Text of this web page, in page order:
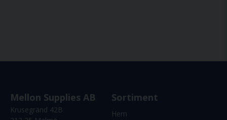
Mellon Supplies AB
Krusegränd 42B
Sortiment
Hem